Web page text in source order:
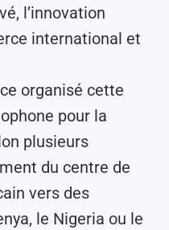
l’innovation
international et
organisé cette
pour la
plusieurs
du centre de
vers des
le Nigeria ou le